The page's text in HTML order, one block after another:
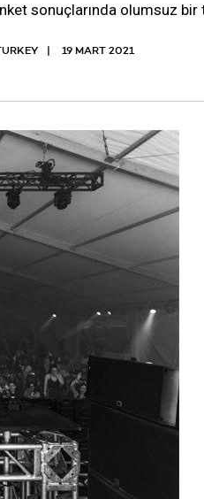
sonuçlarında olumsuz
19 MART 2021